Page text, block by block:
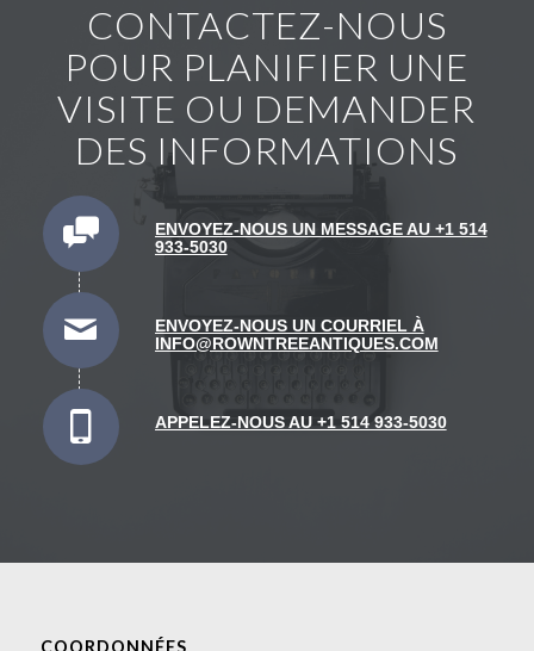
CONTACTEZ-NOUS
POUR PLANIFIER UNE
VISITE OU DEMANDER
DES INFORMATIONS
ENVOYEZ-NOUS UN MESSAGE AU +1 514
933-5030
ENVOYEZ-NOUS UN COURRIEL À
INFO@ROWNTREEANTIQUES.COM
APPELEZ-NOUS AU +1 514 933-5030